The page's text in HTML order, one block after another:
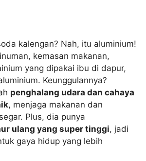
kalengan? Nah, itu aluminium!
kemasan makanan,
yang dipakai ibu di dapur,
Keunggulannya?
penghalang udara dan cahaya
, menjaga makanan dan
Plus, dia punya
ulang yang super tinggi, jadi
gaya hidup yang lebih